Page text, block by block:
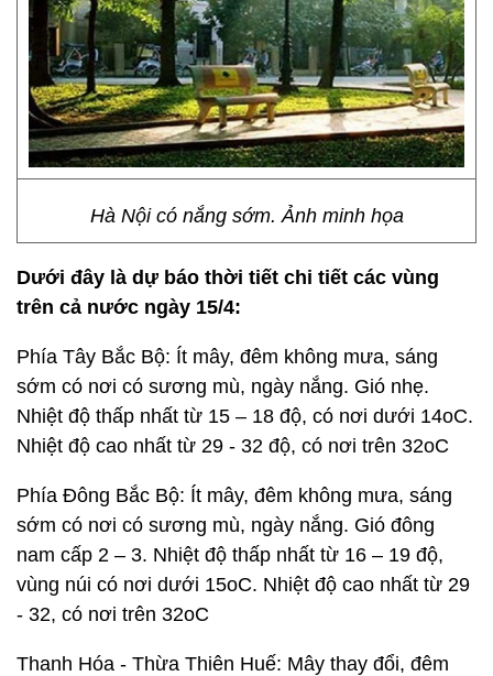
Hà Nội có nắng sớm. Ảnh minh họa
Dưới đây là dự báo thời tiết chi tiết các vùng
trên cả nước ngày 15/4:
Phía Tây Bắc Bộ: Ít mây, đêm không mưa, sáng
sớm có nơi có sương mù, ngày nắng. Gió nhẹ.
Nhiệt độ thấp nhất từ 15 – 18 độ, có nơi dưới 14oC.
Nhiệt độ cao nhất từ 29 - 32 độ, có nơi trên 32oC
Phía Đông Bắc Bộ: Ít mây, đêm không mưa, sáng
sớm có nơi có sương mù, ngày nắng. Gió đông
nam cấp 2 – 3. Nhiệt độ thấp nhất từ 16 – 19 độ,
vùng núi có nơi dưới 15oC. Nhiệt độ cao nhất từ 29
- 32, có nơi trên 32oC
Thanh Hóa - Thừa Thiên Huế: Mây thay đổi, đêm